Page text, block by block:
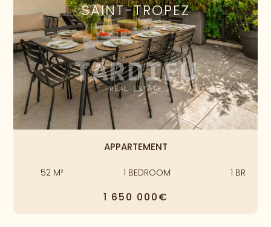
SAINT-TROPEZ
APPARTEMENT
52 M² 1 BEDROOM 1 BR
1 650 000€